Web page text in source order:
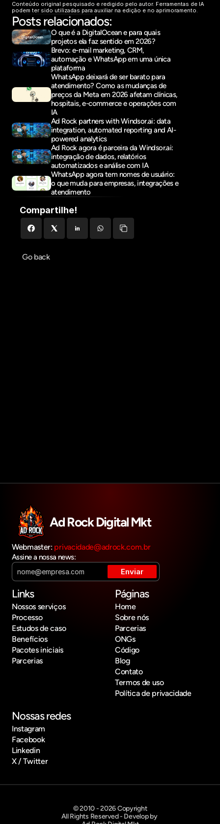
Conteúdo original pesquisado e redigido pelo autor. Ferramentas de IA
podem ter sido utilizadas para auxiliar na edição e no aprimoramento.
Posts relacionados:
O que é a DigitalOcean e para quais
projetos ela faz sentido em 2026?
Brevo: e-mail marketing, CRM,
automação e WhatsApp em uma única
plataforma
WhatsApp deixará de ser barato para
atendimento? Como as mudanças de
preços da Meta em 2026 afetam clínicas,
hospitais, e-commerce e operações com
IA
Ad Rock partners with Windsor.ai: data
integration, automated reporting and AI-
powered analytics
Ad Rock agora é parceira da Windsor.ai:
integração de dados, relatórios
automatizados e análise com IA
WhatsApp agora tem nomes de usuário:
o que muda para empresas, integrações e
atendimento
Compartilhe!
Go back
Ad Rock Digital Mkt
Webmaster: privacidade@adrock.com.br
Assine a nossa news:
Links
Nossos serviços
Processo
Estudos de caso
Benefícios
Pacotes iniciais
Parcerias
Páginas
Home
Sobre nós
Parcerias
ONGs
Código
Blog
Contato
Termos de uso
Política de privacidade
Nossas redes
Instagram
Facebook
Linkedin
X / Twitter
© 2010 - 2026 Copyright
All Rights Reserved - Develop by